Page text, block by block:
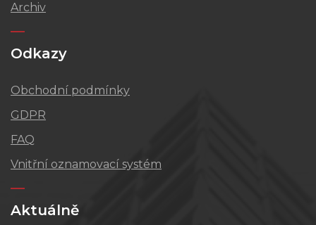
Archiv
Odkazy
Obchodní podmínky
GDPR
FAQ
Vnitřní oznamovací systém
Aktuálně